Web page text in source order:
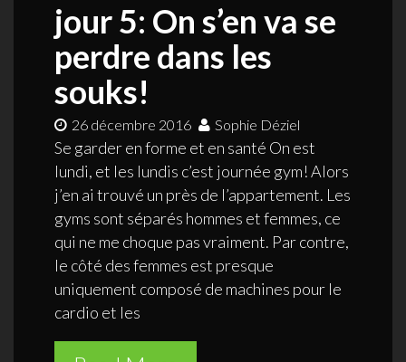
jour 5: On s’en va se
perdre dans les
souks!
26 décembre 2016 Sophie Déziel
Se garder en forme et en santé On est
lundi, et les lundis c’est journée gym! Alors
j’en ai trouvé un près de l’appartement. Les
gyms sont séparés hommes et femmes, ce
qui ne me choque pas vraiment. Par contre,
le côté des femmes est presque
uniquement composé de machines pour le
cardio et les